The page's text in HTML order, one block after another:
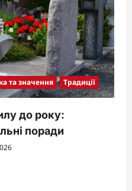
та значення Традиції
до року:
поради